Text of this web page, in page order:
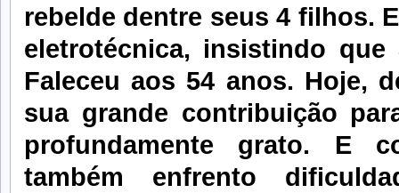
rebelde dentre seus 4 filhos.
eletrotécnica, insistindo
Faleceu aos 54 anos. Hoje,
sua grande contribuição
profundamente grato. E
também enfrento